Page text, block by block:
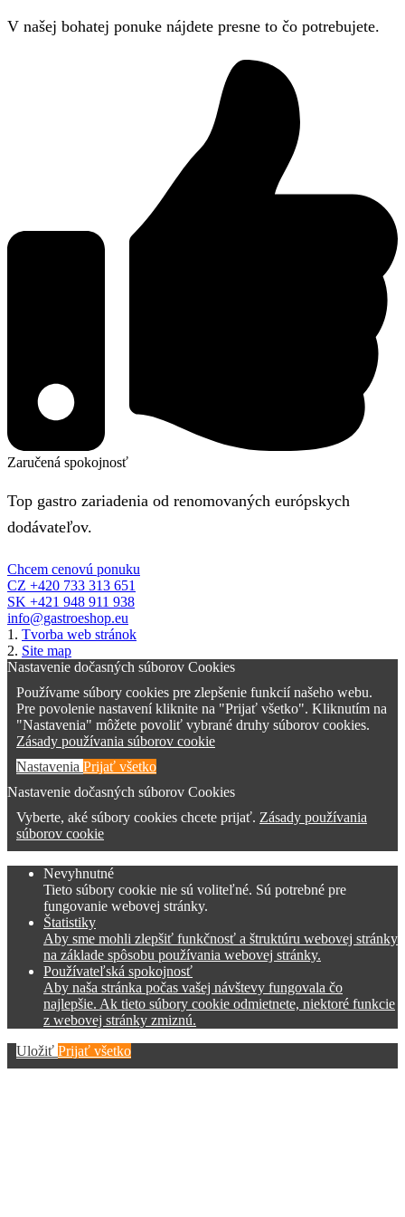
V našej bohatej ponuke nájdete presne to čo potrebujete.
Zaručená spokojnosť
Top gastro zariadenia od renomovaných európskych
dodávateľov.
Chcem cenovú ponuku
CZ +420 733 313 651
SK +421 948 911 938
info@gastroeshop.eu
1. Tvorba web stránok
2. Site map
Nastavenie dočasných súborov Cookies
Používame súbory cookies pre zlepšenie funkcií našeho webu.
Pre povolenie nastavení kliknite na "Prijať všetko". Kliknutím na
"Nastavenia" môžete povoliť vybrané druhy súborov cookies.
Zásady používania súborov cookie
Nastavenia Prijať všetko
Nastavenie dočasných súborov Cookies
Vyberte, aké súbory cookies chcete prijať. Zásady používania
súborov cookie
Nevyhnutné
Tieto súbory cookie nie sú voliteľné. Sú potrebné pre
fungovanie webovej stránky.
Štatistiky
Aby sme mohli zlepšiť funkčnosť a štruktúru webovej stránky
na základe spôsobu používania webovej stránky.
Používateľská spokojnosť
Aby naša stránka počas vašej návštevy fungovala čo
najlepšie. Ak tieto súbory cookie odmietnete, niektoré funkcie
z webovej stránky zmiznú.
Uložiť Prijať všetko